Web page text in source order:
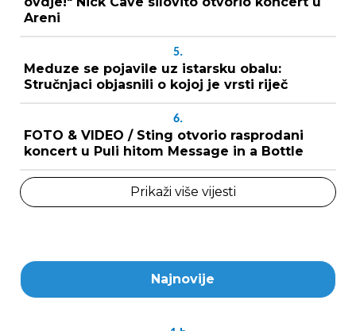
Areni
5.
Meduze se pojavile uz istarsku obalu:
Stručnjaci objasnili o kojoj je vrsti riječ
6.
FOTO & VIDEO / Sting otvorio rasprodani
koncert u Puli hitom Message in a Bottle
Prikaži više vijesti
Najnovije